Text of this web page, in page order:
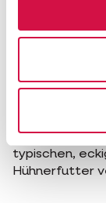
Zucht Ihrer
Ähnliche
kaltgepresste
gleichen
typischen,
Hühnerfutter